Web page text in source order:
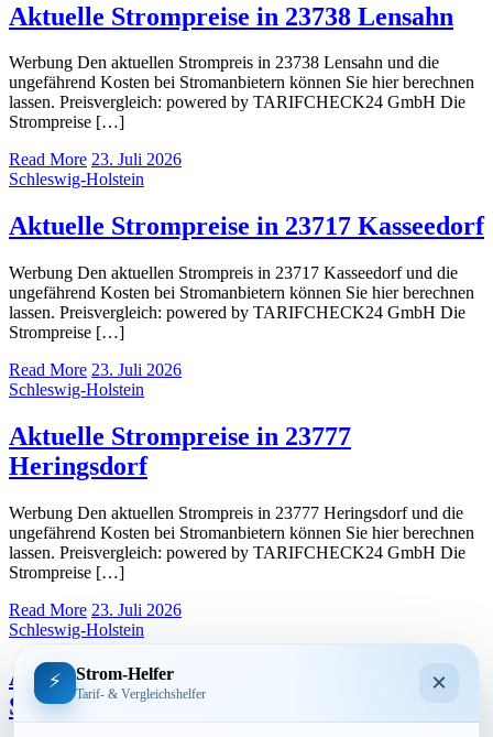
Aktuelle Strompreise in 23738 Lensahn
Werbung Den aktuellen Strompreis in 23738 Lensahn und die
ungefährend Kosten bei Stromanbietern können Sie hier berechnen
lassen. Preisvergleich: powered by TARIFCHECK24 GmbH Die
Strompreise […]
Read More 23. Juli 2026
Schleswig-Holstein
Aktuelle Strompreise in 23717 Kasseedorf
Werbung Den aktuellen Strompreis in 23717 Kasseedorf und die
ungefährend Kosten bei Stromanbietern können Sie hier berechnen
lassen. Preisvergleich: powered by TARIFCHECK24 GmbH Die
Strompreise […]
Read More 23. Juli 2026
Schleswig-Holstein
Aktuelle Strompreise in 23777
Heringsdorf
Werbung Den aktuellen Strompreis in 23777 Heringsdorf und die
ungefährend Kosten bei Stromanbietern können Sie hier berechnen
lassen. Preisvergleich: powered by TARIFCHECK24 GmbH Die
Strompreise […]
Read More 23. Juli 2026
Schleswig-Holstein
Aktuelle Strompreise in 23684
Scharbeutz, Süsel
⚡ Strom-Helfer
Tarif- & Vergleichshelfer ×